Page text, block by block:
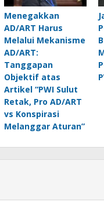
Menegakkan
AD/ART Harus
Melalui Mekanisme
AD/ART:
Tanggapan
Objektif atas
Artikel “PWI Sulut
Retak, Pro AD/ART
vs Konspirasi
Melanggar Aturan”